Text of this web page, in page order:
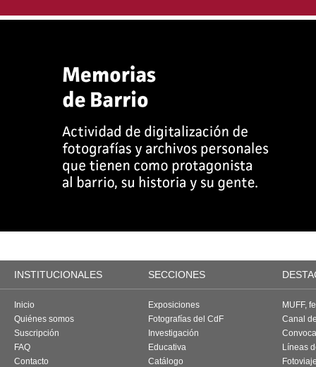
INSTITUCIONALES SECCIONES
Inicio
Quiénes somos
Suscripción
FAQ
Contacto
Exposiciones
Fotografías del CdF
Investigación
Educativa
Catálogo
MUFF,
Canal
Líneas